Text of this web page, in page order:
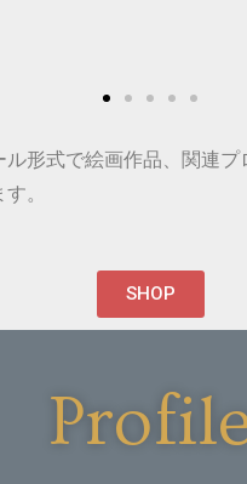
ル形式で絵画作品、関連プ
。
SHOP